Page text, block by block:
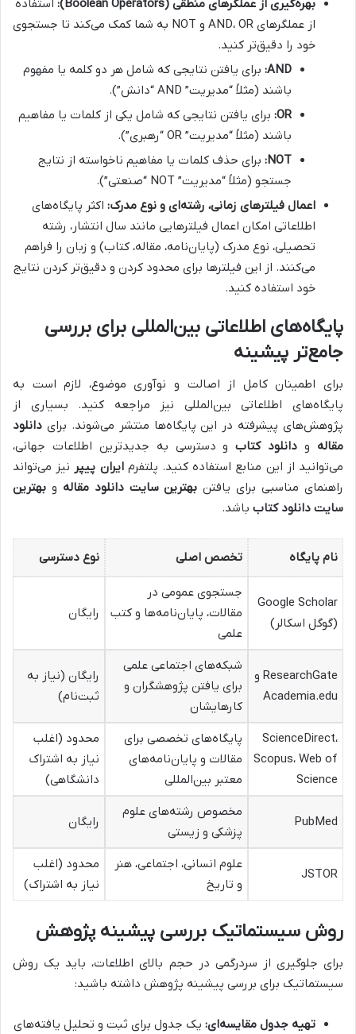
بهره‌گیری از عملگرهای منطقی (Boolean Operators):
استفاده
از عملگرهای AND، OR و NOT به شما کمک می‌کند تا جستجوی
خود را دقیق‌تر کنید.
AND: برای یافتن نتایجی که شامل هر دو کلمه یا مفهوم
باشند (مثلاً “مدیریت” AND “دانش”).
OR: برای یافتن نتایجی که شامل یکی از کلمات یا مفاهیم
باشند (مثلاً “مدیریت” OR “رهبری”).
NOT: برای حذف کلمات یا مفاهیم ناخواسته از نتایج
جستجو (مثلاً “مدیریت” NOT “صنعتی”).
اعمال فیلترهای زمانی، رشته‌ای و نوع مدرک: اکثر پایگاه‌های
اطلاعاتی امکان اعمال فیلترهایی مانند سال انتشار، رشته
تحصیلی، نوع مدرک (پایان‌نامه، مقاله، کتاب) و زبان را فراهم
می‌کنند. از این فیلترها برای محدود کردن و دقیق‌تر کردن نتایج
خود استفاده کنید.
پایگاه‌های اطلاعاتی بین‌المللی برای بررسی
جامع‌تر پیشینه
برای اطمینان کامل از اصالت و نوآوری موضوع، لازم است به
پایگاه‌های اطلاعاتی بین‌المللی نیز مراجعه کنید. بسیاری از
پژوهش‌های پیشرفته در این پایگاه‌ها منتشر می‌شوند. برای دانلود
مقاله و دانلود کتابو دسترسی به جدیدترین اطلاعات جهانی،
می‌توانید از این منابع استفاده کنید. پلتفرمایران پیپر نیز می‌تواند
راهنمای مناسبی برای یافتن بهترین سایت دانلود مقاله و بهترین
سایت دانلود کتاب باشد.
نام پایگاه تخصص اصلی نوع دسترسی
Google Scholar
(گوگل اسکالر)
جستجوی عمومی در
مقالات، پایان‌نامه‌ها و کتب
علمی
رایگان
ResearchGate و
Academia.edu
شبکه‌های اجتماعی علمی
برای یافتن پژوهشگران و
کارهایشان
رایگان (نیاز به
ثبت‌نام)
ScienceDirect،
Scopus، Web of
Science
پایگاه‌های تخصصی برای
مقالات و پایان‌نامه‌های
معتبر بین‌المللی
محدود (اغلب
نیاز به اشتراک
دانشگاهی)
PubMed
مخصوص رشته‌های علوم
پزشکی و زیستی
رایگان
JSTOR
علوم انسانی، اجتماعی، هنر
و تاریخ
محدود (اغلب
نیاز به اشتراک)
روش سیستماتیک بررسی پیشینه پژوهش
برای جلوگیری از سردرگمی در حجم بالای اطلاعات، باید یک روش
سیستماتیک برای بررسی پیشینه پژوهش داشته باشید:
تهیه جدول مقایسه‌ای: یک جدول برای ثبت و تحلیل یافته‌های